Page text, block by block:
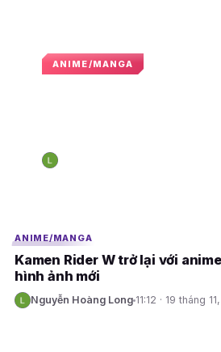
ANIME/MANGA
N
ANIME/MANGA
Kamen Rider W trở lại với
hình ảnh mới
N Nguyễn Hoàng Long 11:12 · 19 tháng